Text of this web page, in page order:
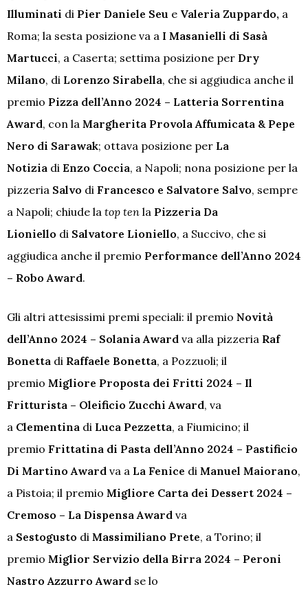
Illuminati di Pier Daniele Seu e Valeria Zuppardo, a
Roma; la sesta posizione va a I Masanielli di Sasà
Martucci, a Caserta; settima posizione per Dry
Milano, di Lorenzo Sirabella, che si aggiudica anche il
premio Pizza dell’Anno 2024 – Latteria Sorrentina
Award, con la Margherita Provola Affumicata & Pepe
Nero di Sarawak; ottava posizione per La
Notizia di Enzo Coccia, a Napoli; nona posizione per la
pizzeria Salvo di Francesco e Salvatore Salvo, sempre
a Napoli; chiude la top ten la Pizzeria Da
Lioniello di Salvatore Lioniello, a Succivo, che si
aggiudica anche il premio Performance dell’Anno 2024
– Robo Award.
Gli altri attesissimi premi speciali: il premio Novità
dell’Anno 2024 – Solania Award va alla pizzeria Raf
Bonetta di Raffaele Bonetta, a Pozzuoli; il
premio Migliore Proposta dei Fritti 2024 – Il
Fritturista – Oleificio Zucchi Award, va
a Clementina di Luca Pezzetta, a Fiumicino; il
premio Frittatina di Pasta dell’Anno 2024 – Pastificio
Di Martino Award va a La Fenice di Manuel Maiorano,
a Pistoia; il premio Migliore Carta dei Dessert 2024 –
Cremoso – La Dispensa Award va
a Sestogusto di Massimiliano Prete, a Torino; il
premio Miglior Servizio della Birra 2024 – Peroni
Nastro Azzurro Award se lo